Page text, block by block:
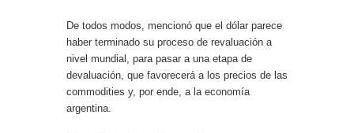
De todos modos, mencionó que el dólar parece
haber terminado su proceso de revaluación a
nivel mundial, para pasar a una etapa de
devaluación, que favorecerá a los precios de las
commodities y, por ende, a la economía
argentina.